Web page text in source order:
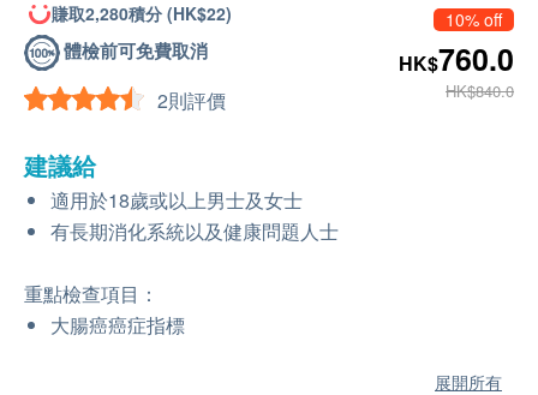
賺取2,280積分 (HK$22)
體檢前可免費取消
2則評價
10% off
HK$760.0
HK$840.0
建議給
適用於18歲或以上男士及女士
有長期消化系統以及健康問題人士
重點檢查項目：
大腸癌癌症指標
展開所有